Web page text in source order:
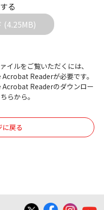
せん。また、ファイ
切行わないでくださ
ンドの仕様書、およ
ロードファイルにつ
ての権利は、アイコ
ドしたファイルは、
はご使用できませ
る
(4.25MB)
イルをご覧いただくには、
Readerが必要です。
Acrobat Readerのダウンロー
らから。
戻る